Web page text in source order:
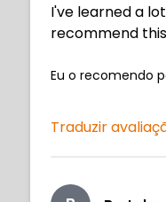
I've learned a
recommend
Eu o recomendo
Traduzir